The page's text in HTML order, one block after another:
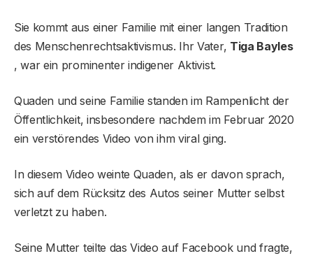
Sie kommt aus einer Familie mit einer langen Tradition
des Menschenrechtsaktivismus. Ihr Vater, Tiga Bayles
, war ein prominenter indigener Aktivist.
Quaden und seine Familie standen im Rampenlicht der
Öffentlichkeit, insbesondere nachdem im Februar 2020
ein verstörendes Video von ihm viral ging.
In diesem Video weinte Quaden, als er davon sprach,
sich auf dem Rücksitz des Autos seiner Mutter selbst
verletzt zu haben.
Seine Mutter teilte das Video auf Facebook und fragte,